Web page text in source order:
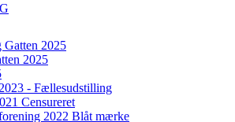
2025
2025
- Fællesudstilling
Censureret
2022 Blåt mærke